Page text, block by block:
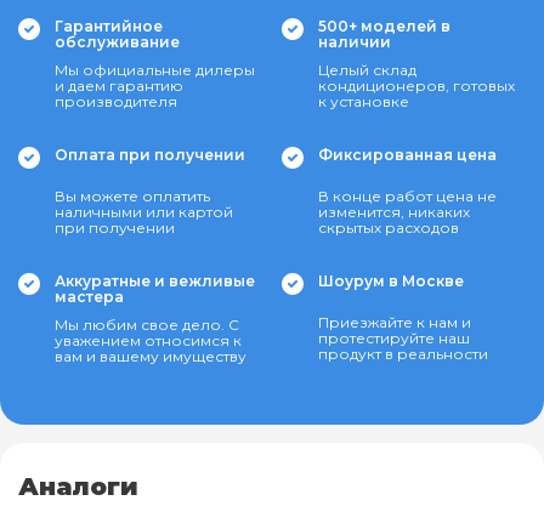
Гарантийное
обслуживание
Мы официальные дилеры
и даем гарантию
производителя
500+ моделей в
наличии
Целый склад
кондиционеров, готовых
к установке
Оплата при получении
Вы можете оплатить
наличными или картой
при получении
Фиксированная цена
В конце работ цена не
изменится, никаких
скрытых расходов
Аккуратные и вежливые
мастера
Мы любим свое дело. С
уважением относимся к
вам и вашему имуществу
Шоурум в Москве
Приезжайте к нам и
протестируйте наш
продукт в реальности
Аналоги